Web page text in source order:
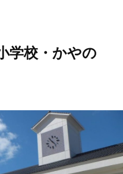
学校・かやの